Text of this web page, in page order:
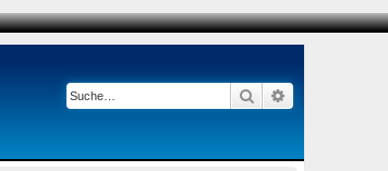
Suche